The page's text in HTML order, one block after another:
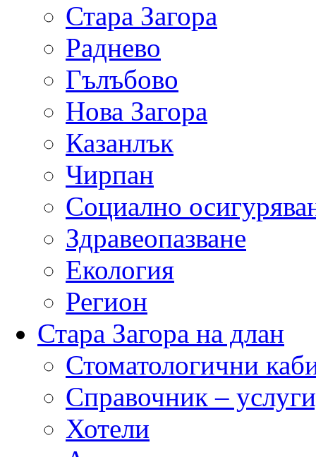
Стара Загора
Раднево
Гълъбово
Нова Загора
Казанлък
Чирпан
Социално
Здравеопазване
Екология
Регион
Стара Загора на длан
Стоматологични
Справочник –
Хотели